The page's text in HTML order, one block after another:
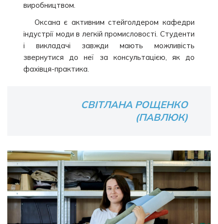
виробництвом.
Оксана є активним стейголдером кафедри
індустрії моди в легкій промисловості. Студенти
і викладачі завжди мають можливість
звернутися до неї за консультацією, як до
фахівця-практика.
СВІТЛАНА РОЩЕНКО
(ПАВЛЮК)